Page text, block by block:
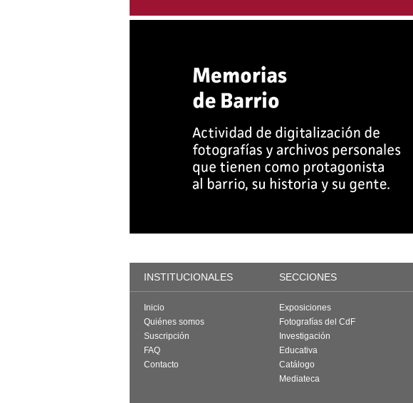
INSTITUCIONALES SECCIONES
Inicio
Quiénes somos
Suscripción
FAQ
Contacto
Exposiciones
Fotografías del CdF
Investigación
Educativa
Catálogo
Mediateca